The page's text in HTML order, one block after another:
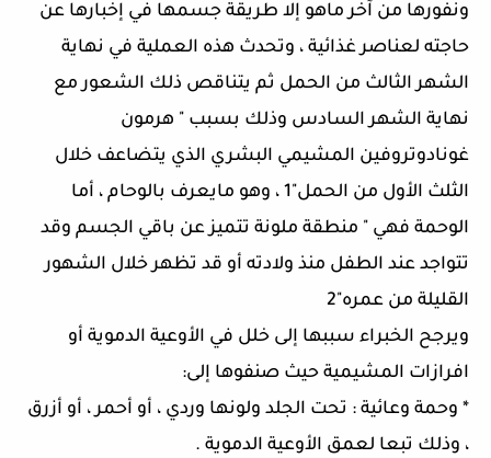
ونفورها من آخر ماهو إلا طريقة جسمها في إخبارها عن
حاجته لعناصر غذائية ، وتحدث هذه العملية في نهاية
الشهر الثالث من الحمل ثم يتناقص ذلك الشعور مع
نهاية الشهر السادس وذلك بسبب " هرمون
غونادوتروفين المشيمي البشري الذي يتضاعف خلال
الثلث الأول من الحمل"1 ، وهو مايعرف بالوحام ، أما
الوحمة فهي " منطقة ملونة تتميز عن باقي الجسم وقد
تتواجد عند الطفل منذ ولادته أو قد تظهر خلال الشهور
القليلة من عمره"2
ويرجح الخبراء سببها إلى خلل في الأوعية الدموية أو
افرازات المشيمية حيث صنفوها إلى:
* وحمة وعائية : تحت الجلد ولونها وردي ، أو أحمر ، أو أزرق
، وذلك تبعا لعمق الأوعية الدموية .